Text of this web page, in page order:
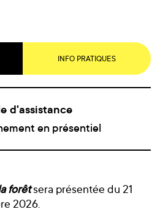
INFO PRATIQUES
d'assistance
en présentiel
forêtsera présentée du 21
2026.